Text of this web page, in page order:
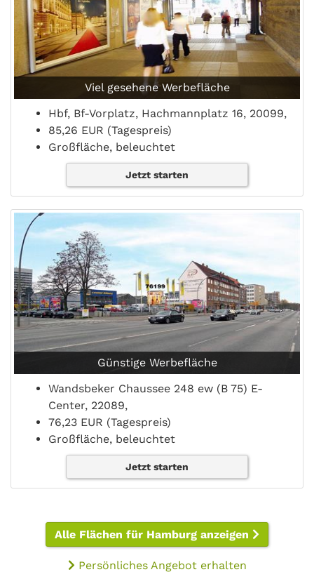
Viel gesehene Werbefläche
Hbf, Bf-Vorplatz, Hachmannplatz 16, 20099,
85,26 EUR (Tagespreis)
Großfläche, beleuchtet
Jetzt starten
Günstige Werbefläche
Wandsbeker Chaussee 248 ew (B 75) E-
Center, 22089,
76,23 EUR (Tagespreis)
Großfläche, beleuchtet
Jetzt starten
Alle Flächen für Hamburg anzeigen
Persönliches Angebot erhalten